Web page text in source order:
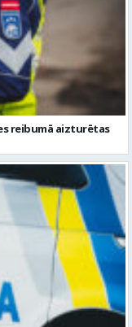
reibumā aizturētas